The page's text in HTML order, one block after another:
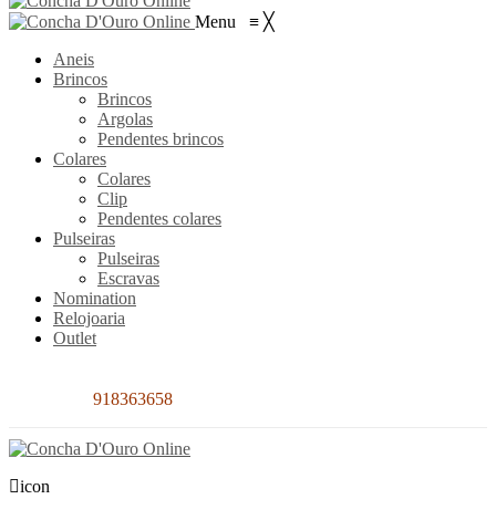
Menu ≡ ╳
Aneis
Brincos
Brincos
Argolas
Pendentes brincos
Colares
Colares
Clip
Pendentes colares
Pulseiras
Pulseiras
Escravas
Nomination
Relojoaria
Outlet
918363658
icon